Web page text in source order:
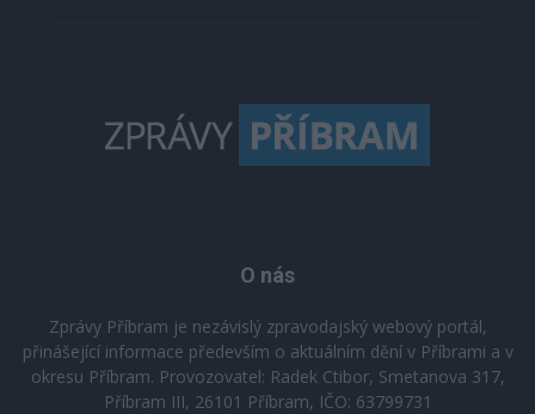
O nás
Zprávy Příbram je nezávislý zpravodajský webový portál,
přinášející informace především o aktuálním dění v Příbrami a v
okresu Příbram. Provozovatel: Radek Ctibor, Smetanova 317,
Příbram III, 26101 Příbram, IČO: 63799731